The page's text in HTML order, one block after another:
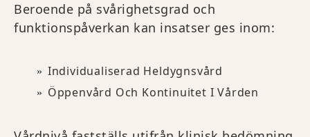
Beroende på svårighetsgrad och
funktionspåverkan kan insatser ges inom:
Individualiserad Heldygnsvård
Öppenvård Och Kontinuitet I Vården